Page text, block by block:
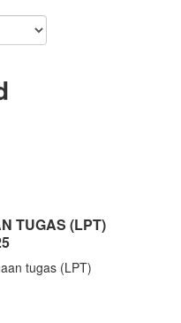
TUGAS (LPT)
tugas (LPT)